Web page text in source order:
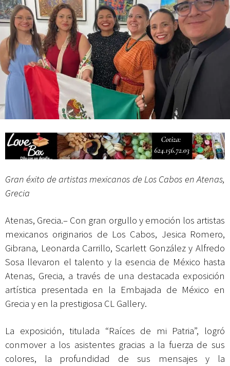
Campesina
Gran éxito de artistas mexicanos de Los Cabos en Atenas,
Grecia
Atenas, Grecia.– Con gran orgullo y emoción los artistas
mexicanos originarios de Los Cabos, Jesica Romero,
Gibrana, Leonarda Carrillo, Scarlett González y Alfredo
Sosa llevaron el talento y la esencia de México hasta
Atenas, Grecia, a través de una destacada exposición
artística presentada en la Embajada de México en
Grecia y en la prestigiosa CL Gallery.
La exposición, titulada “Raíces de mi Patria”, logró
conmover a los asistentes gracias a la fuerza de sus
colores, la profundidad de sus mensajes y la